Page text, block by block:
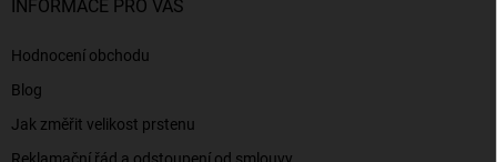
INFORMACE PRO VÁS
Hodnocení obchodu
Blog
Jak změřit velikost prstenu